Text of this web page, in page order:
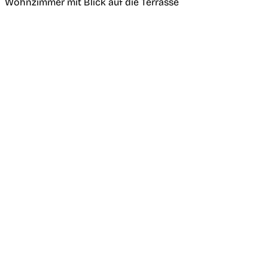
Wohnzimmer mit Blick auf die Terrasse